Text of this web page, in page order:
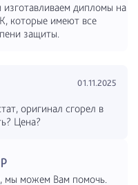
дипломы на
которые имеют все
защиты.
01.11.2025
оригинал сгорел в
Цена?
мы можем Вам помочь.